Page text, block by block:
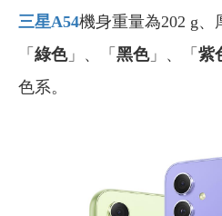
三星A54機身重量為202 g、
「 綠色」、「 黑色」、「 紫
色系。